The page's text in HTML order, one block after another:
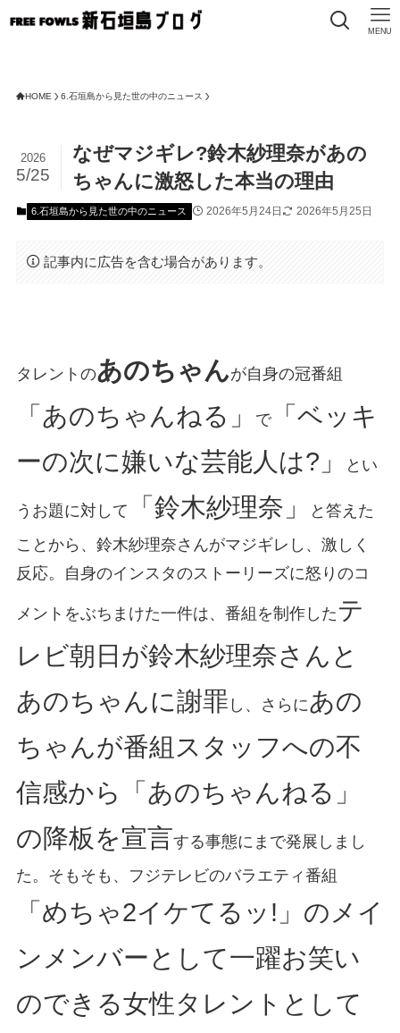
MENU
HOME 6.石垣島から見た世の中のニュース
なぜマジギレ?鈴木紗理奈があの
ちゃんに激怒した本当の理由
2026
5/25
6.石垣島から見た世の中のニュース 2026年5月24日 2026年5月25日
記事内に広告を含む場合があります。
タレントのあのちゃんが自身の冠番組
「あのちゃんねる」 で「ベッキ
ーの次に嫌いな芸能人は?」
とい
うお題に対して 「鈴木紗理奈」
と答えた
ことから、鈴木紗理奈さんがマジギレし、激しく
反応。自身のインスタのストーリーズに怒りのコ
メントをぶちまけた一件は、番組を制作した テ
レビ朝日が鈴木紗理奈さんと
あのちゃんに謝罪 し、さらにあの
ちゃんが番組スタッフへの不
信感から「あのちゃんねる」
の降板を宣言する事態にまで発展しまし
た。そもそも、フジテレビのバラエティ番組
「めちゃ2イケてるッ!」のメイ
ンメンバーとして一躍お笑い
のできる女性タレントとして